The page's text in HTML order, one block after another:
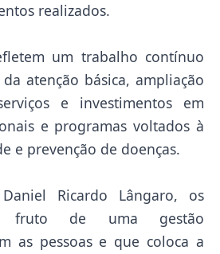
realizados.
um trabalho contínuo
atenção básica, ampliação
e investimentos em
e programas voltados à
e prevenção de doenças.
Ricardo Lângaro, os
fruto de uma gestão
as pessoas e que coloca a